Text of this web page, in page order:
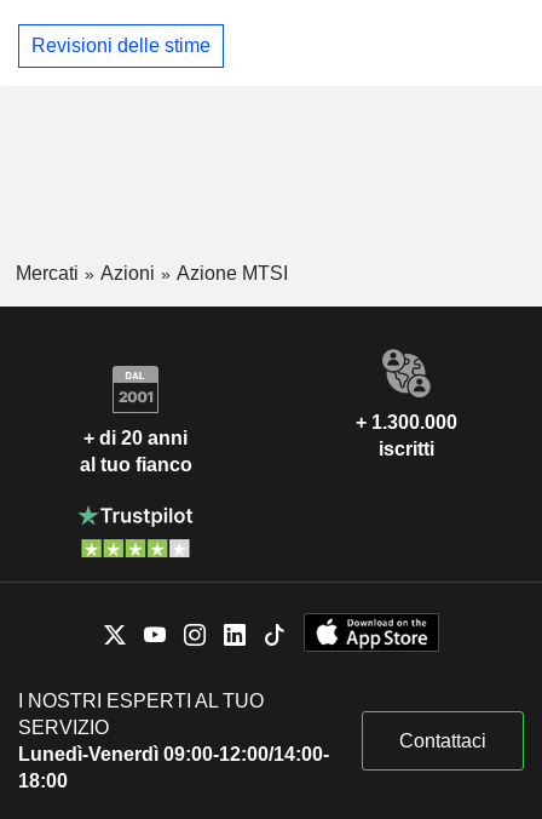
Revisioni delle stime
Mercati Azioni Azione MTSI
+ di 20 anni
al tuo fianco
+ 1.300.000
iscritti
I NOSTRI ESPERTI AL TUO
SERVIZIO
Lunedì-Venerdì 09:00-12:00/14:00-
18:00
Contattaci